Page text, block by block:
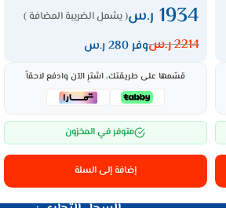
1934 ر.س( يشمل الضريبة المضافة )
2214ر.سوفر 280 ر.س
قسّمها على طريقتك، اشترِ الآن وادفع لاحقاً
متوفر في المخزون
إضافة إلى السلة